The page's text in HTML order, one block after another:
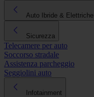
Auto Ibride & Elettriche
Sicurezza
Telecamere per auto
Soccorso stradale
Assistenza parcheggio
Seggiolini auto
Infotainment